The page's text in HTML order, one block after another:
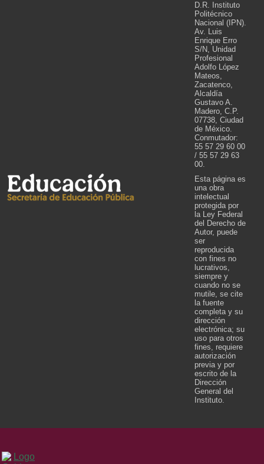
D.R. Instituto
Politécnico
Nacional (IPN).
Av. Luis
Enrique Erro
S/N, Unidad
Profesional
Adolfo López
Mateos,
Zacatenco,
Alcaldía
Gustavo A.
Madero, C.P.
07738, Ciudad
de México.
Conmutador:
55 57 29 60 00
/ 55 57 29 63
00.
Esta página es
una obra
intelectual
protegida por
la Ley Federal
del Derecho de
Autor, puede
ser
reproducida
con fines no
lucrativos,
siempre y
cuando no se
mutile, se cite
la fuente
completa y su
dirección
electrónica; su
uso para otros
fines, requiere
autorización
previa y por
escrito de la
Dirección
General del
Instituto.